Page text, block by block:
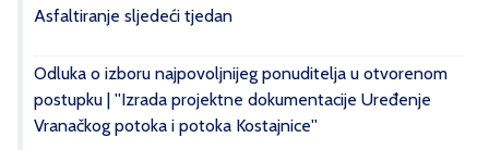
Asfaltiranje sljedeći tjedan
Odluka o izboru najpovoljnijeg ponuditelja u otvorenom
postupku | ''Izrada projektne dokumentacije Uređenje
Vranačkog potoka i potoka Kostajnice''